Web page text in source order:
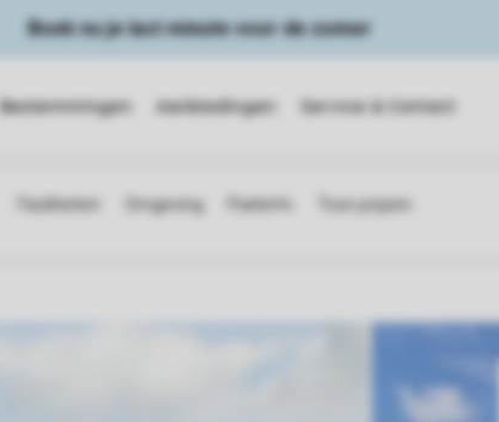
Boek nu je last minute voor de zomer
Bestemmingen Aanbiedingen Service & Contact